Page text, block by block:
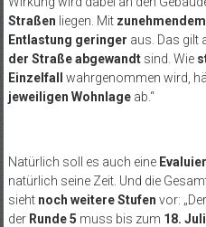
Straßen liegen. Mit
Entlastung geringer aus. Das gilt
der Straße abgewandtsind. Wie
Einzelfall
wahrgenommen wird,
jeweiligen Wohnlageab.“
Natürlich soll es auch eine
natürlich seine Zeit. Und die
sieht noch weitere Stufen vor:
der Runde 5 muss bis zum 18.